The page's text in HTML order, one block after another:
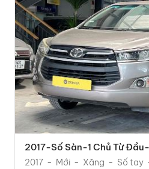
2017-Số Sàn-1 Chủ Từ
2017 Mới Xăng Số tay